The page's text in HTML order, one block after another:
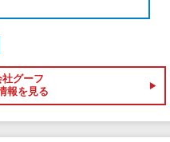
グーフ
報を見る